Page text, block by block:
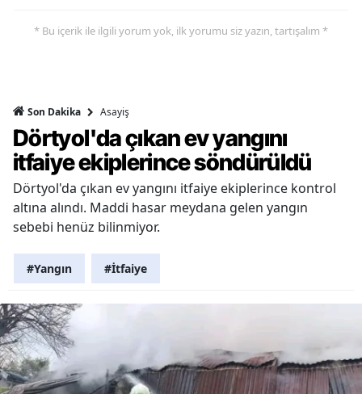
* Bu içerik ile ilgili yorum yok, ilk yorumu siz yazın, tartışalım *
Son Dakika Asayiş
Dörtyol'da çıkan ev yangını
itfaiye ekiplerince söndürüldü
Dörtyol'da çıkan ev yangını itfaiye ekiplerince kontrol
altına alındı. Maddi hasar meydana gelen yangın
sebebi henüz bilinmiyor.
#Yangın #İtfaiye